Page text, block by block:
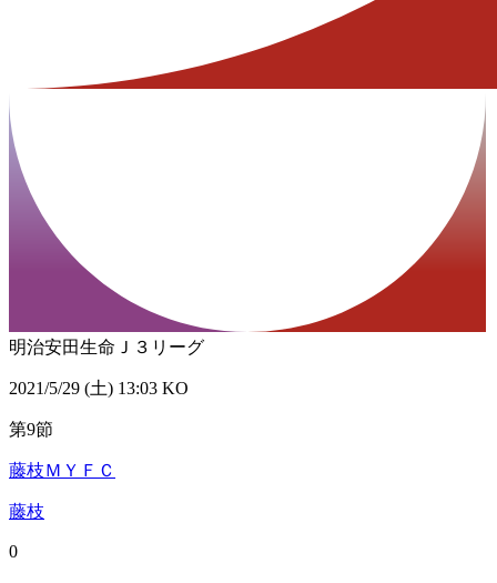
明治安田生命Ｊ３リーグ
2021/5/29 (土) 13:03 KO
第9節
藤枝ＭＹＦＣ
藤枝
0